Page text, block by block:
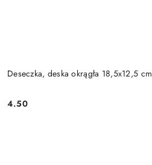
Deseczka, deska okrągła 18,5x12,5 cm
Cena:
4.50